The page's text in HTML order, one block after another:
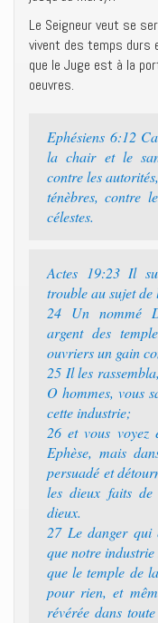
Le Seigneur veut se
vivent des temps durs
que le Juge est à la
oeuvres.
Ephésiens 6:12
la chair et le
contre les
ténèbres, contre
célestes.
Actes 19:23 Il
trouble au sujet de
24 Un nommé
argent des
ouvriers un gain
25 Il les
O hommes, vous
cette industrie;
26 et vous voyez
Ephèse, mais
persuadé et
les dieux faits de
dieux.
27 Le danger qui
que notre industrie
que le temple de
pour rien, et
révérée dans